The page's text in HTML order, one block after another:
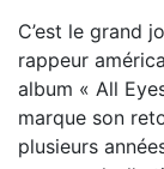
C’est le grand
rappeur
album « All
marque son
plusieurs